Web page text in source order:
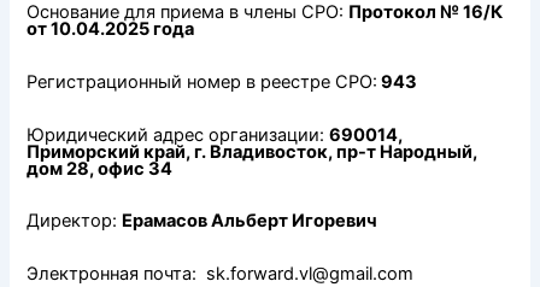
Основание для приема в члены СРО: Протокол № 16/К
от 10.04.2025 года
Регистрационный номер в реестре СРО: 943
Юридический адрес организации:690014,
Приморский край, г. Владивосток, пр-т Народный,
дом 28, офис 34
Директор: Ерамасов Альберт Игоревич
Электронная почта: sk.forward.vl@gmail.com